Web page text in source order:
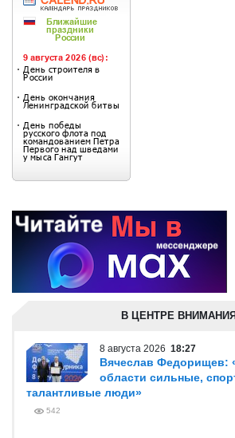
В ЦЕНТРЕ ВНИМАНИЯ
8 августа 2026 18:27
Вячеслав Федорищев:
области сильные,
талантливые люди»
542